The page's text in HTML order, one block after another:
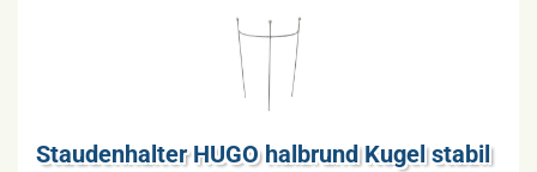
Stau­den­hal­ter HUGO halb­rund Kugel sta­bil